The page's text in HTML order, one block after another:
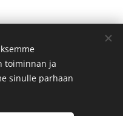
pidätetään
Evästeet
toiminnan ja
sinulle parhaan